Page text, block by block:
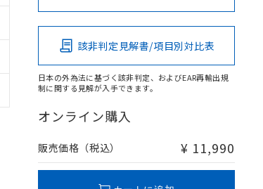
該非判定見解書/項目別対比表
日本の外為法に基づく該非判定、およびEAR再輸出規
制に関する見解が入手できます。
オンライン購入
販売価格（税込） ¥ 11,990